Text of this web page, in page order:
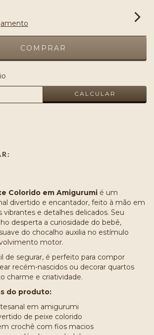
CALCULAR
Colorido em Amigurumi é um
divertido e encantador, feito à mão em
e detalhes delicados. Seu
desperta a curiosidade do bebê,
do chocalho auxilia no estímulo
motor.
de segurar, é perfeito para compor
recém-nascidos ou decorar quartos
charme e criatividade.
do produto:
em amigurumi
de peixe colorido
crochê com fios macios